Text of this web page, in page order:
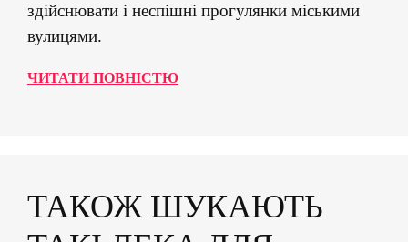
здійснювати і неспішні прогулянки міськими
вулицями.
ЧИТАТИ ПОВНІСТЮ
ТАКОЖ ШУКАЮТЬ